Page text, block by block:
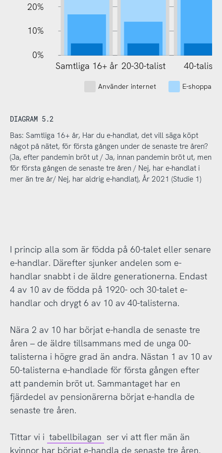
0%
10%
20%
Samtliga 16+ år 20-30-talist 40-talist
E-shoppare
Använder internet
DIAGRAM 5.2
Bas: Samtliga 16+ år, Har du e-handlat, det vill säga köpt
något på nätet, för första gången under de senaste tre åren?
(Ja, efter pandemin bröt ut / Ja, innan pandemin bröt ut, men
för första gången de senaste tre åren / Nej, har e-handlat i
mer än tre år/ Nej, har aldrig e-handlat), År 2021 (Studie 1)
I princip alla som är födda på 60-talet eller senare
e-handlar. Därefter sjunker andelen som e-
handlar snabbt i de äldre generationerna. Endast
4 av 10 av de födda på 1920- och 30-talet e-
handlar och drygt 6 av 10 av 40-talisterna.
Nära 2 av 10 har börjat e-handla de senaste tre
åren – de äldre tillsammans med de unga 00-
talisterna i högre grad än andra. Nästan 1 av 10 av
50-talisterna e-handlade för första gången efter
att pandemin bröt ut. Sammantaget har en
fjärdedel av pensionärerna börjat e-handla de
senaste tre åren.
Tittar vi i tabellbilagan ser vi att fler män än
kvinnor har börjat e-handla de senaste tre åren.